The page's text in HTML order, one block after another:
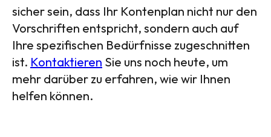
sicher sein, dass Ihr Kontenplan nicht nur den
Vorschriften entspricht, sondern auch auf
Ihre spezifischen Bedürfnisse zugeschnitten
ist. Kontaktieren Sie uns noch heute, um
mehr darüber zu erfahren, wie wir Ihnen
helfen können.